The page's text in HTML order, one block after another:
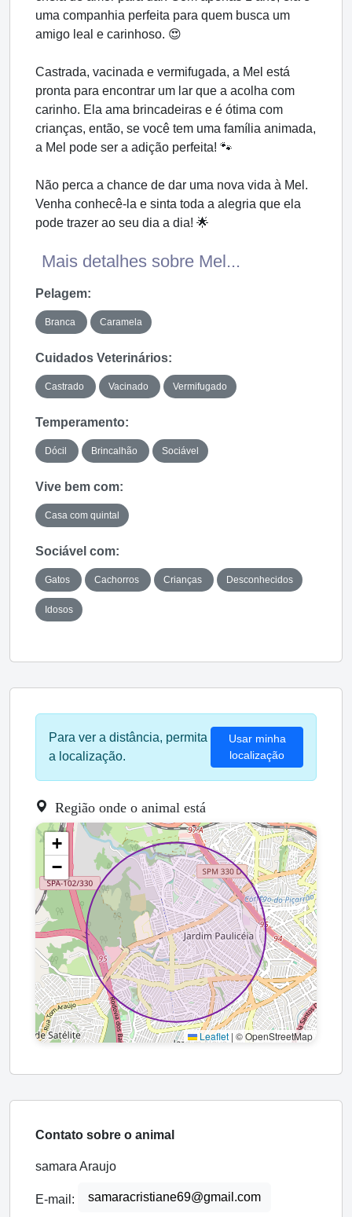
uma companhia perfeita para quem busca um
amigo leal e carinhoso. 😍
Castrada, vacinada e vermifugada, a Mel está
pronta para encontrar um lar que a acolha com
carinho. Ela ama brincadeiras e é ótima com
crianças, então, se você tem uma família animada,
a Mel pode ser a adição perfeita! 🐾
Não perca a chance de dar uma nova vida à Mel.
Venha conhecê-la e sinta toda a alegria que ela
pode trazer ao seu dia a dia! 🌟
Mais detalhes sobre Mel...
Pelagem:
Branca Caramela
Cuidados Veterinários:
Castrado Vacinado Vermifugado
Temperamento:
Dócil Brincalhão Sociável
Vive bem com:
Casa com quintal
Sociável com:
Gatos Cachorros Crianças Desconhecidos
Idosos
Para ver a distância, permita
a localização.
Usar minha
localização
Região onde o animal está
+
−
Leaflet | © OpenStreetMap
Contato sobre o animal
samara Araujo
E-mail: samaracristiane69@gmail.com